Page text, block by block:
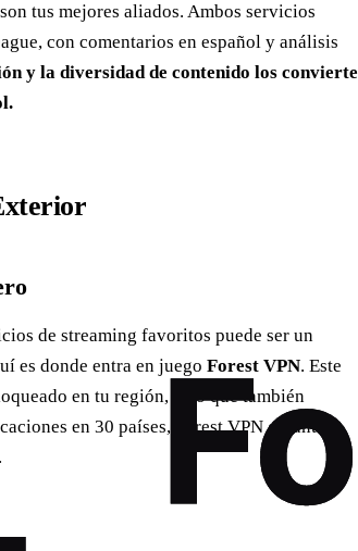
tus mejores aliados. Ambos servicios
con comentarios en español y análisis
y la diversidad de contenido los convierte
de streaming favoritos puede ser un
es donde entra en juego Forest VPN. Este
en tu región, sino que también
en 30 países, Forest VPN garantiza